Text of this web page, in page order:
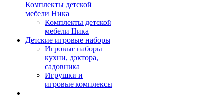
Комплекты детской
мебели Ника
Комплекты детской
мебели Ника
Детские игровые наборы
Игровые наборы
кухни, доктора,
садовника
Игрушки и
игровые комплексы